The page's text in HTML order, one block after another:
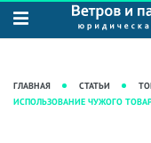
О нас
Рекомендации
Юридические
Интеллектуальная
База знаний
Журнал "Секреты
практики"
ГЛАВНАЯ СТАТЬИ
ИСПОЛЬЗОВАНИЕ ЧУЖОГО